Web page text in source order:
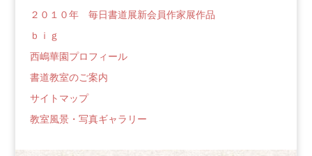
２０１０年 毎日書道展新会員作家展作品
ｂｉｇ
西嶋華園プロフィール
書道教室のご案内
サイトマップ
教室風景・写真ギャラリー